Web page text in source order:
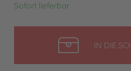
Sofort lieferbar
IN DIE